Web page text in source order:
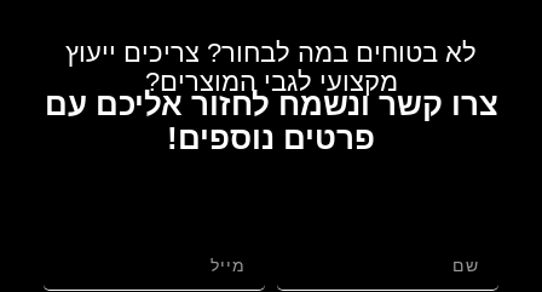
לא בטוחים במה לבחור? צריכים ייעוץ
מקצועי לגבי המוצרים?
צרו קשר ונשמח לחזור אליכם עם
פרטים נוספים!